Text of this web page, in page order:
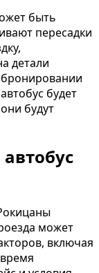
быть
пересадки
детали
будет
будут
может
включая